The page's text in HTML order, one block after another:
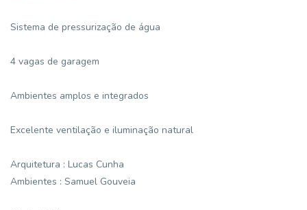
Sistema de pressurização de água
4 vagas de garagem
Ambientes amplos e integrados
Excelente ventilação e iluminação natural
Arquitetura : Lucas Cunha
Ambientes : Samuel Gouveia